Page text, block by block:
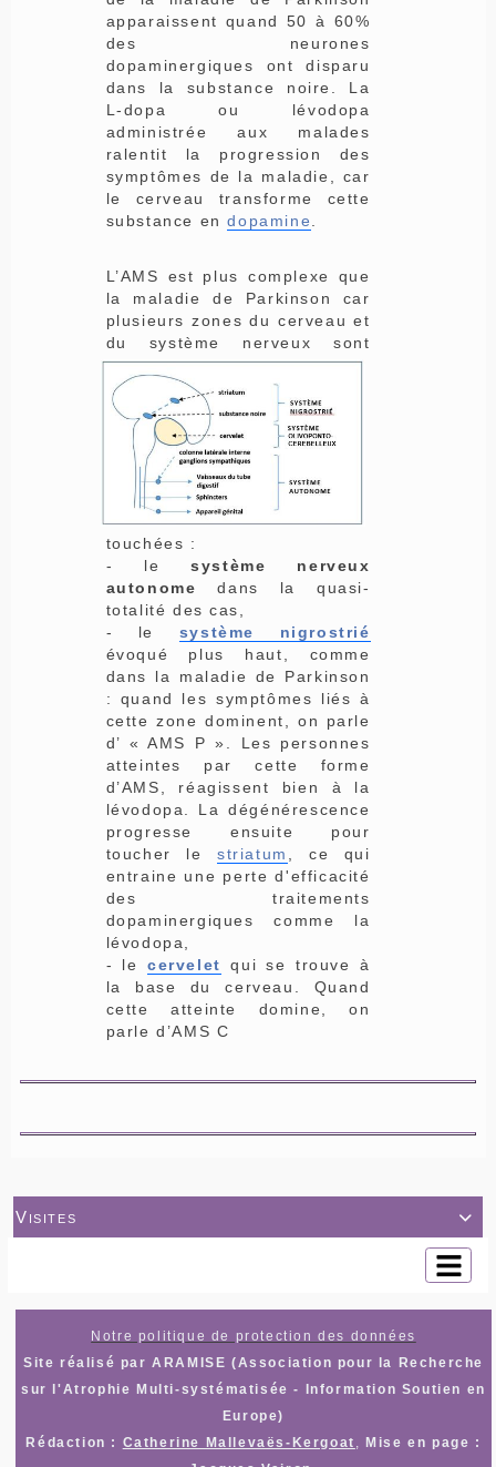
apparaissent quand 50 à 60%
des neurones
dopaminergiques ont disparu
dans la substance noire. La
L-dopa ou lévodopa
administrée aux malades
ralentit la progression des
symptômes de la maladie, car
le cerveau transforme cette
substance endopamine
L’AMS est plus complexe que
la maladie de Parkinson car
plusieurs zones du cerveau et
du système nerveux sont
touchées :
- lesystème nerveux
autonome dans la quasi-
totalité des cas,
- le système nigrostrié
évoqué plus haut, comme
dans la maladie de Parkinson
: quand les symptômes liés à
cette zone dominent, on parle
d’ « AMS P ». Les personnes
atteintes par cette forme
d’AMS, réagissent bien à la
lévodopa. La dégénérescence
progresse ensuite pour
toucher lestriatum , ce qui
entraine une perte d'efficacité
des traitements
dopaminergiques comme la
lévodopa,
- lecervelet
qui se trouve à
la base du cerveau. Quand
cette atteinte domine, on
parle d’AMS C

Visites
Notre politique de protection des données
Site réalisé par ARAMISE (Association pour la Recherche
sur l'Atrophie Multi-systématisée - Information Soutien en
Europe)
Rédaction : Catherine Mallevaës-Kergoat , Mise en page :